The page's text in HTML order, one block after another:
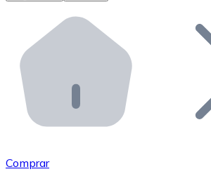
Bitnovo ATM
Integra un ATM Bitnovo en tu
Bitnovo API
Integra nuestra API en tu
Únete a nuestra red de
Comprar